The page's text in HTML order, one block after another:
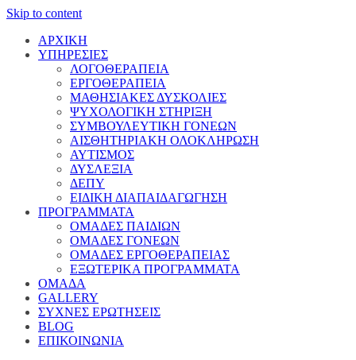
Skip to content
ΑΡΧΙΚΗ
ΥΠΗΡΕΣΙΕΣ
ΛΟΓΟΘΕΡΑΠΕΙΑ
ΕΡΓΟΘΕΡΑΠΕΙΑ
ΜΑΘΗΣΙΑΚΕΣ ΔΥΣΚΟΛΙΕΣ
ΨΥΧΟΛΟΓΙΚΗ ΣΤΗΡΙΞΗ
ΣΥΜΒΟΥΛΕΥΤΙΚΗ ΓΟΝΕΩΝ
ΑΙΣΘΗΤΗΡΙΑΚΗ ΟΛΟΚΛΗΡΩΣΗ
ΑΥΤΙΣΜΟΣ
ΔΥΣΛΕΞΙΑ
ΔΕΠΥ
ΕΙΔΙΚΗ ΔΙΑΠΑΙΔΑΓΩΓΗΣΗ
ΠΡΟΓΡΑΜΜΑΤΑ
ΟΜΑΔΕΣ ΠΑΙΔΙΩΝ
ΟΜΑΔΕΣ ΓΟΝΕΩΝ
ΟΜΑΔΕΣ ΕΡΓΟΘΕΡΑΠΕΙΑΣ
ΕΞΩΤΕΡΙΚΑ ΠΡΟΓΡΑΜΜΑΤΑ
ΟΜΑΔΑ
GALLERY
ΣΥΧΝΕΣ ΕΡΩΤΗΣΕΙΣ
BLOG
ΕΠΙΚΟΙΝΩΝΙΑ